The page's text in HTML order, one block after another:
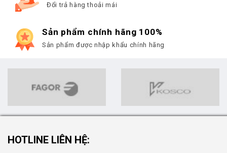
Đổi trả hàng thoải mái
Sản phẩm chính hãng 100%
Sản phẩm được nhập khẩu chính hãng
HOTLINE LIÊN HỆ: